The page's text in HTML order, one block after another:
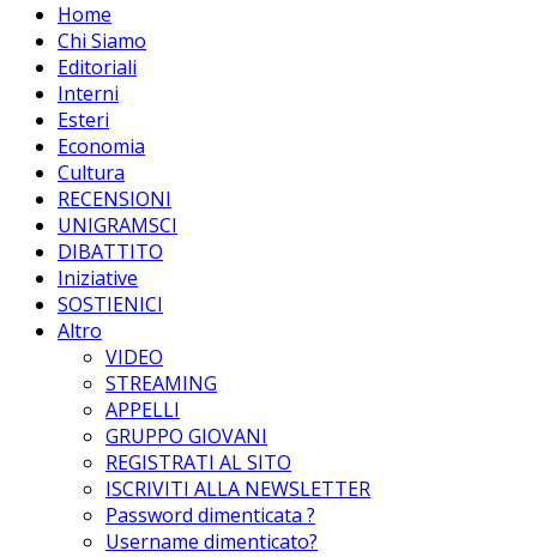
Home
Chi Siamo
Editoriali
Interni
Esteri
Economia
Cultura
RECENSIONI
UNIGRAMSCI
DIBATTITO
Iniziative
SOSTIENICI
Altro
VIDEO
STREAMING
APPELLI
GRUPPO GIOVANI
REGISTRATI AL SITO
ISCRIVITI ALLA NEWSLETTER
Password dimenticata ?
Username dimenticato?